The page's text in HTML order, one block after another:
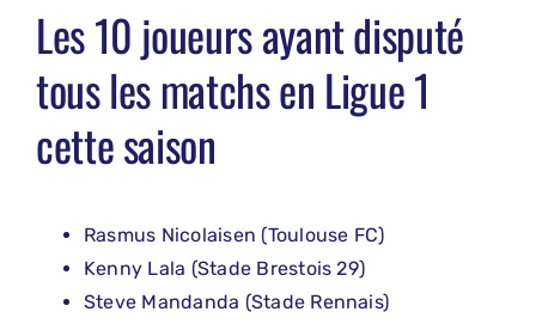
Les 10 joueurs ayant disputé
tous les matchs en Ligue 1
cette saison
Rasmus Nicolaisen (Toulouse FC)
Kenny Lala (Stade Brestois 29)
Steve Mandanda (Stade Rennais)